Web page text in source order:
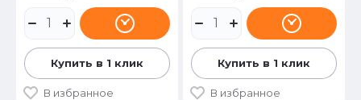
Купить в 1 клик
В избранное
Купить в 1 клик
В избранное